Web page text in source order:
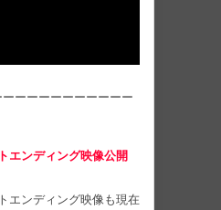
ーーーーーーーーーー
エンディング映像公開
エンディング映像も現在